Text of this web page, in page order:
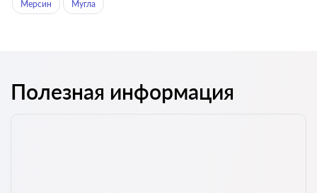
Мерсин Мугла
Полезная информация